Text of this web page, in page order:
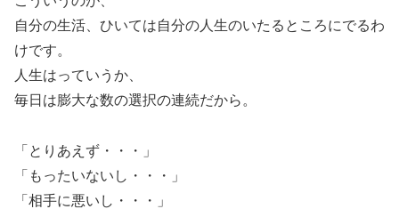
自分の生活、ひいては自分の人生のいたるところにでるわ
けです。
人生はっていうか、
毎日は膨大な数の選択の連続だから。
「とりあえず・・・」
「もったいないし・・・」
「相手に悪いし・・・」